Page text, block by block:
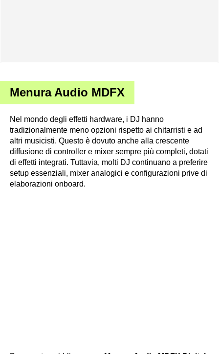
Menura Audio MDFX
Nel mondo degli effetti hardware, i DJ hanno
tradizionalmente meno opzioni rispetto ai chitarristi e ad
altri musicisti. Questo è dovuto anche alla crescente
diffusione di controller e mixer sempre più completi, dotati
di effetti integrati. Tuttavia, molti DJ continuano a preferire
setup essenziali, mixer analogici e configurazioni prive di
elaborazioni onboard.